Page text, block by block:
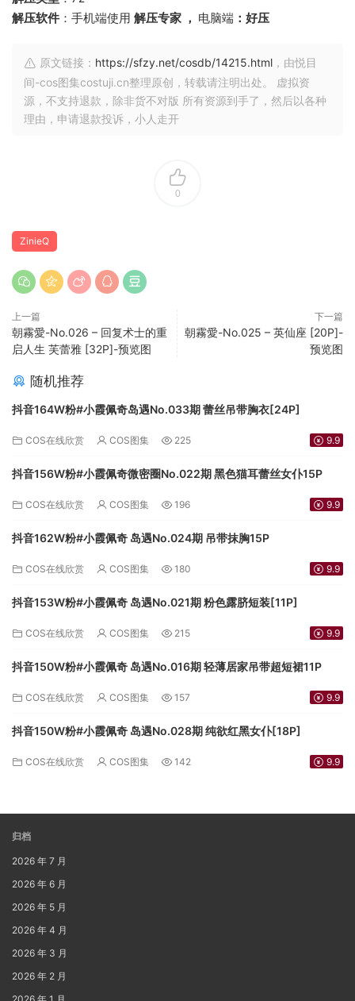
解压软件 ：手机端使用 解压专家 ， 电脑端 ：好压
原文链接： https://sfzy.net/cosdb/14215.html ，由悦目
间-cos图集costuji.cn整理原创，转载请注明出处。 虚拟资
源，不支持退款，除非货不对版 所有资源到手了，然后以各种
理由，申请退款投诉，小人走开
0
ZinieQ
上一篇
朝霧愛-No.026 – 回复术士的重
启人生 芙蕾雅 [32P]-预览图
下一篇
朝霧愛-No.025 – 英仙座 [20P]-
预览图
随机推荐
抖音164W粉#小霞佩奇岛遇No.033期 蕾丝吊带胸衣[24P]
COS在线欣赏 COS图集 225 9.9
抖音156W粉#小霞佩奇微密圈No.022期 黑色猫耳蕾丝女仆15P
COS在线欣赏 COS图集 196 9.9
抖音162W粉#小霞佩奇 岛遇No.024期 吊带抹胸15P
COS在线欣赏 COS图集 180 9.9
抖音153W粉#小霞佩奇 岛遇No.021期 粉色露脐短装[11P]
COS在线欣赏 COS图集 215 9.9
抖音150W粉#小霞佩奇 岛遇No.016期 轻薄居家吊带超短裙11P
COS在线欣赏 COS图集 157 9.9
抖音150W粉#小霞佩奇 岛遇No.028期 纯欲红黑女仆[18P]
COS在线欣赏 COS图集 142 9.9
归档
2026 年 7 月
2026 年 6 月
2026 年 5 月
2026 年 4 月
2026 年 3 月
2026 年 2 月